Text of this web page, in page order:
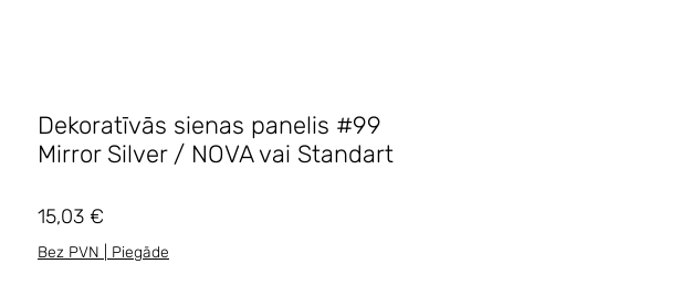
Dekoratīvās sienas panelis #99
Mirror Silver / NOVA vai Standart
15,03 €
Bez PVN | Piegāde